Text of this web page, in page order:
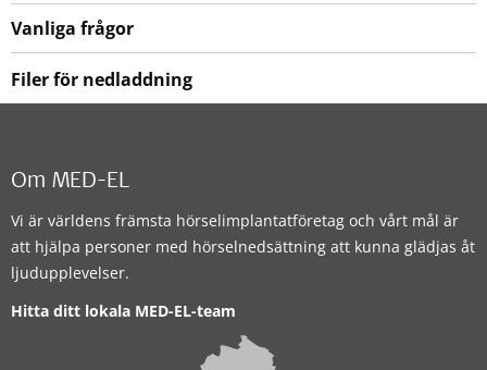
Vanliga frågor
Filer för nedladdning
Om MED-EL
Vi är världens främsta hörselimplantatföretag och vårt mål är
att hjälpa personer med hörselnedsättning att kunna glädjas åt
ljudupplevelser.
Hitta ditt lokala MED-EL-team